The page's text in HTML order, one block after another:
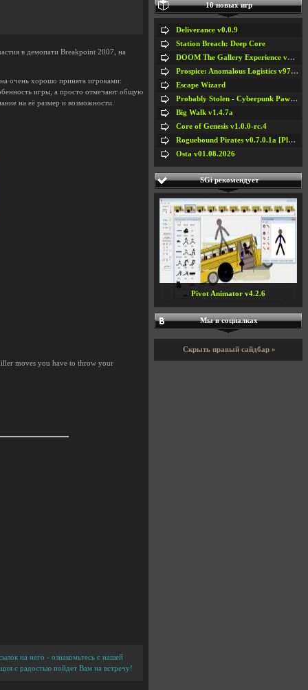
в демопати Breakpoint 2007, на
очень хорошо принята игроками:
игры, а просто отмечают общую
на её размер и возможности.
moves you have to throw your
на него - ознакомьтесь с нашей
с радостью пойдет Вам на встречу!
10 новых игр
Deliverance v0.0.9
Station Breach: Deep Core
DOOM The Gallery Experience v1.4.2
Prospice: Anomalous Logistics v97 [Playtest]
Escape Wizard
Probably Stolen - Cyberpunk Pawnshop Simulator v048c [Playtest]
Big Walk v1.4.7a
Core of Genesis v1.0.0-rc.4
Roguebound Pirates v0.7.0.1a [Playtest]
Osta v01.08.2026
SGi рекомендует
Pivot Animator v4.2.6
Мы в социалках
Скрыть правый сайдбар »